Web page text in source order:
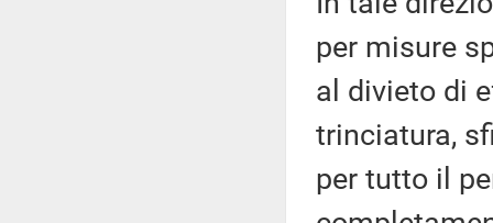
per misure
al divieto di
trinciatura,
per tutto il